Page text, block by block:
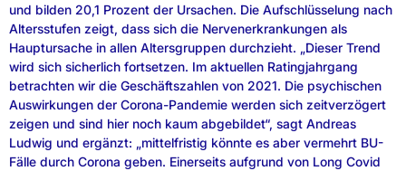
und bilden 20,1 Prozent der Ursachen. Die Aufschlüsselung nach
Altersstufen zeigt, dass sich die Nervenerkrankungen als
Hauptursache in allen Altersgruppen durchzieht. „Dieser Trend
wird sich sicherlich fortsetzen. Im aktuellen Ratingjahrgang
betrachten wir die Geschäftszahlen von 2021. Die psychischen
Auswirkungen der Corona-Pandemie werden sich zeitverzögert
zeigen und sind hier noch kaum abgebildet“, sagt Andreas
Ludwig und ergänzt: „mittelfristig könnte es aber vermehrt BU-
Fälle durch Corona geben. Einerseits aufgrund von Long Covid